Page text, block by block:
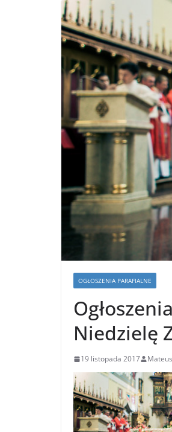
OGŁOSZENIA PARAFIALNE
Niedzielę
19 listopada 2017